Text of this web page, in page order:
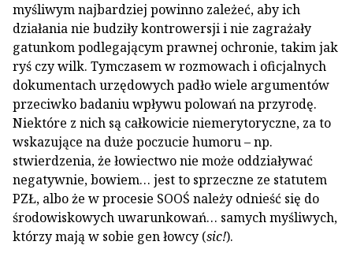
myśliwym najbardziej powinno zależeć, aby ich
działania nie budziły kontrowersji i nie zagrażały
gatunkom podlegającym prawnej ochronie, takim jak
ryś czy wilk. Tymczasem w rozmowach i oficjalnych
dokumentach urzędowych padło wiele argumentów
przeciwko badaniu wpływu polowań na przyrodę.
Niektóre z nich są całkowicie niemerytoryczne, za to
wskazujące na duże poczucie humoru – np.
stwierdzenia, że łowiectwo nie może oddziaływać
negatywnie, bowiem… jest to sprzeczne ze statutem
PZŁ, albo że w procesie SOOŚ należy odnieść się do
środowiskowych uwarunkowań… samych myśliwych,
którzy mają w sobie gen łowcy (sic!).